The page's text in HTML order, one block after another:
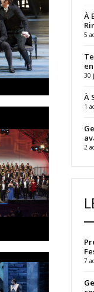
À
5
30
À
1
2
7